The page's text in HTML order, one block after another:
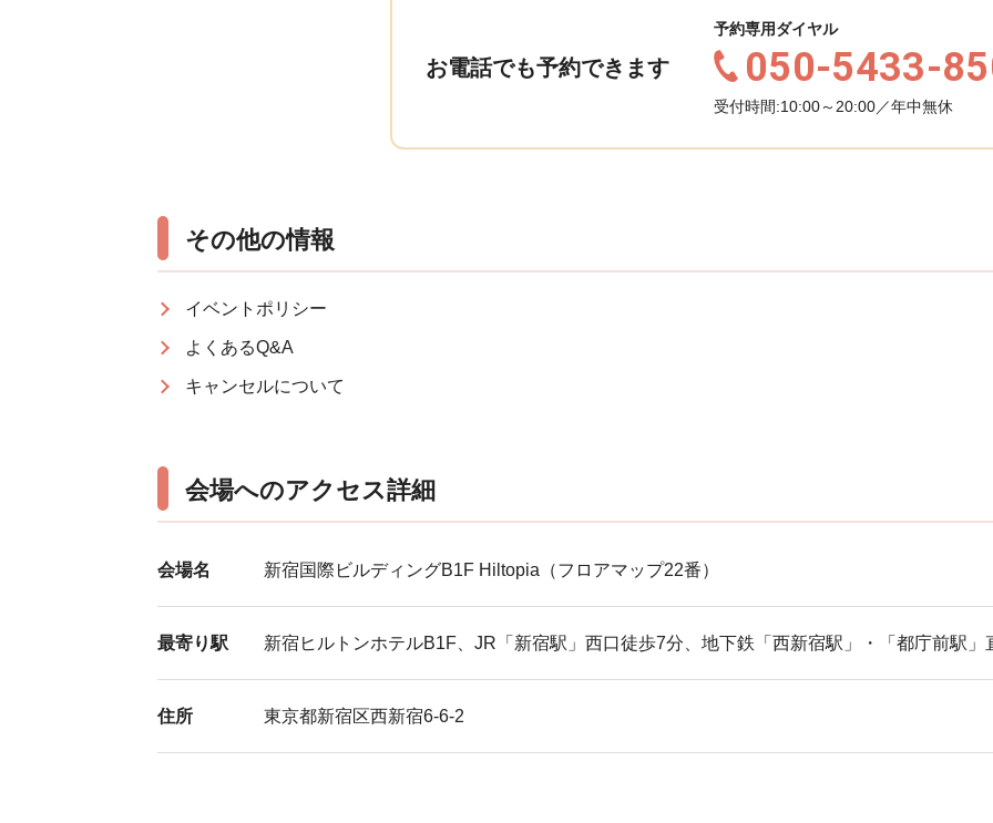
お電話でも予約できます
予約専用ダイヤル
050-5433-
受付時間:10:00～20:00／年中無休
その他の情報
イベントポリシー
よくあるQ&A
キャンセルについて
会場へのアクセス詳細
会場名 新宿国際ビルディングB1F Hiltopia（フロアマップ22番）
最寄り駅 新宿ヒルトンホテルB1F、JR「新宿駅」西口徒歩7分、地下鉄「西新宿駅」・「都庁前駅」
住所 東京都新宿区西新宿6-6-2